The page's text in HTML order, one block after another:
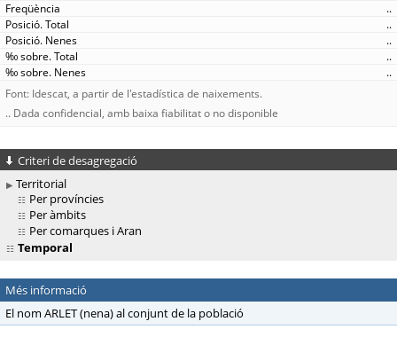
..
..
..
..
..
Font: Idescat, a partir de l'estadística de naixements.
.. Dada confidencial, amb baixa fiabilitat o no disponible
Criteri de desagregació
Territorial
Per províncies
Per àmbits
Per comarques i Aran
Temporal
Més informació
El nom ARLET (nena) al conjunt de la població